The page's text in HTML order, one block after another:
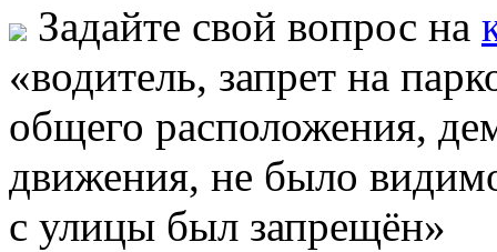
Задайте свой вопрос на
«водитель, запрет на
общего расположения,
движения, не было
с улицы был запрещён»